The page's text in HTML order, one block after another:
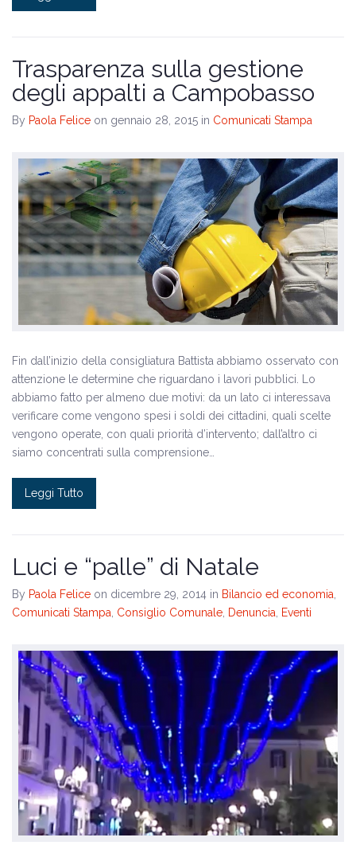
Trasparenza sulla gestione
degli appalti a Campobasso
By Paola Felice on gennaio 28, 2015 in Comunicati Stampa
Fin dall’inizio della consigliatura Battista abbiamo osservato con
attenzione le determine che riguardano i lavori pubblici. Lo
abbiamo fatto per almeno due motivi: da un lato ci interessava
verificare come vengono spesi i soldi dei cittadini, quali scelte
vengono operate, con quali priorità d’intervento; dall’altro ci
siamo concentrati sulla comprensione…
Leggi Tutto
Luci e “palle” di Natale
By Paola Felice on dicembre 29, 2014 in Bilancio ed economia,
Comunicati Stampa, Consiglio Comunale, Denuncia, Eventi